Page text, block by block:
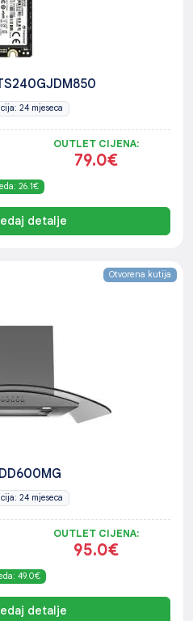
24 mjeseca
OUTLET CIJENA:
79.0€
26.1€
detalje
Otvorena kutija
24 mjeseca
OUTLET CIJENA:
95.0€
49.0€
detalje